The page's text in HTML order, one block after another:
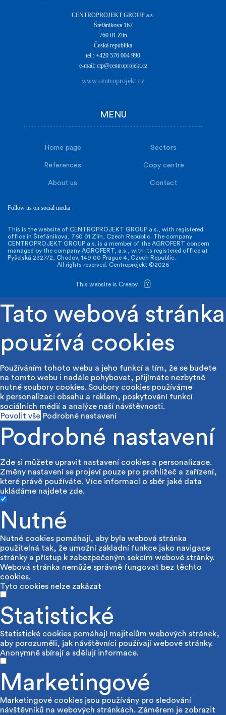
CENTROPROJEKT GROUP a.s.
Štefánikova 167
760 01 Zlín
Česká republika
tel.: +420 576 004 990
e-mail: ctp@centroprojekt.cz
www.centroprojekt.cz
MENU
Home page Sectors
References Copy centre
About us Contact
Follow us on social media
This is the website of CENTROPROJEKT GROUP a.s., with registered
office in Štefánikova, 760 01 Zlín, Czech Republic. The company
CENTROPROJEKT GROUP a.s. is a member of the AGROFERT concern
managed by the company AGROFERT, a.s., with its registered office at
Pyšelská 2327/2, Chodov, 149 00 Prague 4, Czech Republic.
All rights reserved. Centroprojekt ©2026
This website is Creepy
Tato webová stránka
používá cookies
Používáním tohoto webu a jeho funkcí a tím, že se budete
na tomto webu i nadále pohybovat, přijímáte nezbytně
nutné soubory cookies. Soubory cookies používáme
k personalizaci obsahu a reklam, poskytování funkcí
sociálních médií a analýze naší návštěvnosti.
Povolit vše Podrobné nastavení
Podrobné nastavení
Zde si můžete upravit nastavení cookies a personalizace.
Změny nastavení se projeví pouze pro prohlížeč a zařízení,
které právě používáte. Více informací o sběr jaké data
ukládáme najdete zde.
Nutné
Nutné cookies pomáhají, aby byla webová stránka
použitelná tak, že umožní základní funkce jako navigace
stránky a přístup k zabezpečeným sekcím webové stránky.
Webová stránka nemůže správně fungovat bez těchto
cookies.
Tyto cookies nelze zakázat
Statistické
Statistické cookies pomáhají majitelům webových stránek,
aby porozuměli, jak návštěvníci používají webové stránky.
Anonymně sbírají a sdělují informace.
Marketingové
Marketingové cookies jsou používány pro sledování
návštěvníků na webových stránkách. Záměrem je zobrazit